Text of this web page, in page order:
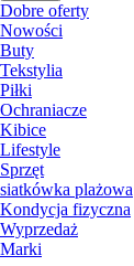
Dobre oferty
Nowości
Buty
Tekstylia
Piłki
Ochraniacze
Kibice
Lifestyle
Sprzęt
siatkówka plażowa
Kondycja fizyczna
Wyprzedaż
Marki